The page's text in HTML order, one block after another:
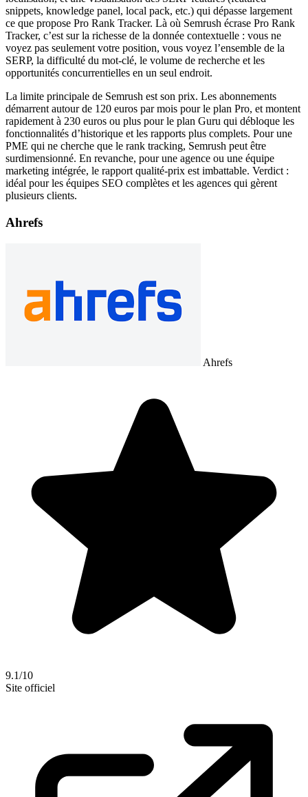
snippets, knowledge panel, local pack, etc.) qui dépasse largement
ce que propose Pro Rank Tracker. Là où Semrush écrase Pro Rank
Tracker, c’est sur la richesse de la donnée contextuelle : vous ne
voyez pas seulement votre position, vous voyez l’ensemble de la
SERP, la difficulté du mot-clé, le volume de recherche et les
opportunités concurrentielles en un seul endroit.
La limite principale de Semrush est son prix. Les abonnements
démarrent autour de 120 euros par mois pour le plan Pro, et montent
rapidement à 230 euros ou plus pour le plan Guru qui débloque les
fonctionnalités d’historique et les rapports plus complets. Pour une
PME qui ne cherche que le rank tracking, Semrush peut être
surdimensionné. En revanche, pour une agence ou une équipe
marketing intégrée, le rapport qualité-prix est imbattable. Verdict :
idéal pour les équipes SEO complètes et les agences qui gèrent
plusieurs clients.
Ahrefs
Ahrefs
9.1/10
Site officiel